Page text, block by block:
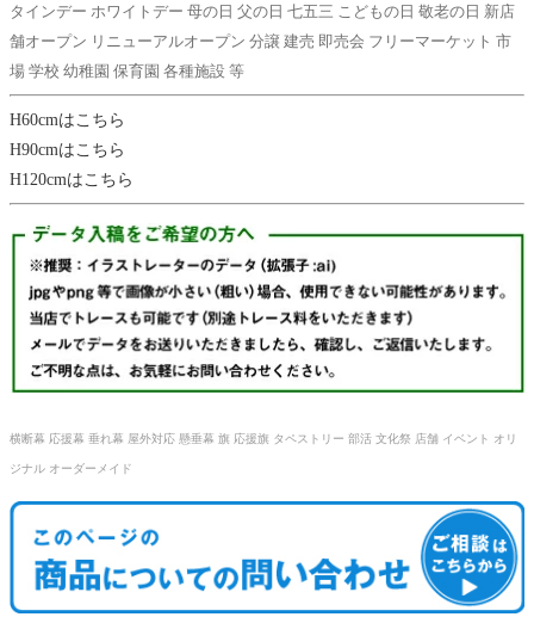
タインデー ホワイトデー 母の日 父の日 七五三 こどもの日 敬老の日 新店
舗オープン リニューアルオープン 分譲 建売 即売会 フリーマーケット 市
場 学校 幼稚園 保育園 各種施設 等
H60cmはこちら
H90cmはこちら
H120cmはこちら
横断幕 応援幕 垂れ幕 屋外対応 懸垂幕 旗 応援旗 タペストリー 部活 文化祭 店舗 イベント オリ
ジナル オーダーメイド